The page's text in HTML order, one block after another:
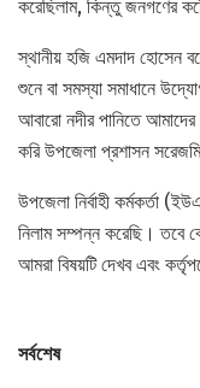
করেছিলাম, কিন্তু জনগণের
স্থানীয় হজি এমদাদ হোসেন
শুনে বা সমস্যা সমাধানে
আবারো নদীর পানিতে
করি উপজেলা প্রশাসন
উপজেলা নির্বাহী কর্মকর্তা
নিলাম সম্পন্ন করেছি। তবে
আমরা বিষয়টি দেখব এবং
সর্বশেষ